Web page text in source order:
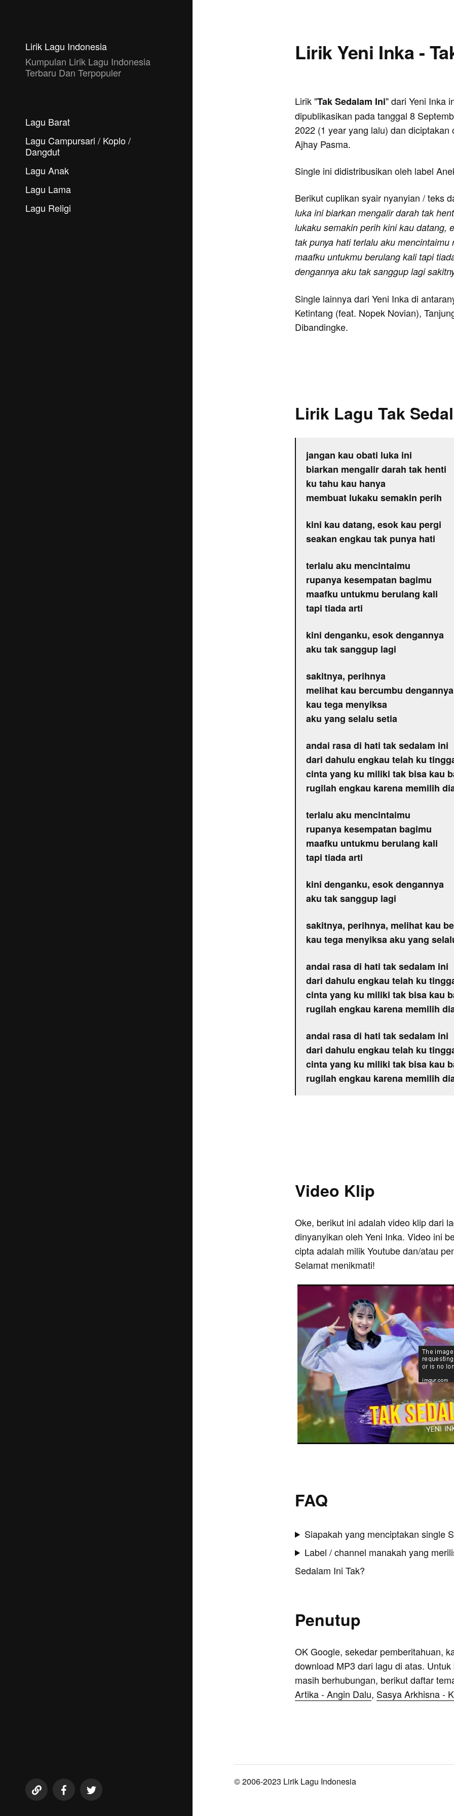
Lirik Lagu Indonesia
Kumpulan Lirik Lagu Indonesia
Terbaru Dan Terpopuler
Lagu Barat
Lagu Campursari / Koplo /
Dangdut
Lagu Anak
Lagu Lama
Lagu Religi
Lirik Yeni Inka -
Lirik "Tak Sedalam Ini" dari Yeni Inka
dipublikasikan pada tanggal 8
2022 (1 year yang lalu) dan diciptakan
Ajhay Pasma.
Single ini didistribusikan oleh label
Berikut cuplikan syair nyanyian / teks
luka ini biarkan mengalir darah tak
lukaku semakin perih kini kau datang,
tak punya hati terlalu aku
maafku untukmu berulang kali tapi
dengannya aku tak sanggup lagi
Single lainnya dari Yeni Inka di
Ketintang (feat. Nopek Novian),
Dibandingke.
Lirik Lagu Tak
jangan kau obati luka ini
biarkan mengalir darah tak henti
ku tahu kau hanya
membuat lukaku semakin perih
kini kau datang, esok kau pergi
seakan engkau tak punya hati
terlalu aku mencintaimu
rupanya kesempatan bagimu
maafku untukmu berulang kali
tapi tiada arti
kini denganku, esok dengannya
aku tak sanggup lagi
sakitnya, perihnya
melihat kau bercumbu dengannya
kau tega menyiksa
aku yang selalu setia
andai rasa di hati tak sedalam ini
dari dahulu engkau telah ku
cinta yang ku miliki tak bisa kau
rugilah engkau karena memilih
terlalu aku mencintaimu
rupanya kesempatan bagimu
maafku untukmu berulang kali
tapi tiada arti
kini denganku, esok dengannya
aku tak sanggup lagi
sakitnya, perihnya, melihat kau
kau tega menyiksa aku yang
andai rasa di hati tak sedalam ini
dari dahulu engkau telah ku
cinta yang ku miliki tak bisa kau
rugilah engkau karena memilih
andai rasa di hati tak sedalam ini
dari dahulu engkau telah ku
cinta yang ku miliki tak bisa kau
rugilah engkau karena memilih
Video Klip
Oke, berikut ini adalah video klip dari
dinyanyikan oleh Yeni Inka. Video ini
cipta adalah milik Youtube dan/atau
Selamat menikmati!
FAQ
Siapakah yang menciptakan single
Label / channel manakah yang
Sedalam Ini Tak?
Penutup
OK Google, sekedar pemberitahuan,
download MP3 dari lagu di atas.
masih berhubungan, berikut daftar
Artika - Angin Dalu, Sasya Arkhisna -
© 2006-2023 Lirik Lagu Indonesia